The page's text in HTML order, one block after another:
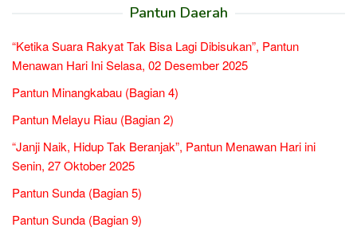
Pantun Daerah
“Ketika Suara Rakyat Tak Bisa Lagi Dibisukan”, Pantun
Menawan Hari Ini Selasa, 02 Desember 2025
Pantun Minangkabau (Bagian 4)
Pantun Melayu Riau (Bagian 2)
“Janji Naik, Hidup Tak Beranjak”, Pantun Menawan Hari ini
Senin, 27 Oktober 2025
Pantun Sunda (Bagian 5)
Pantun Sunda (Bagian 9)